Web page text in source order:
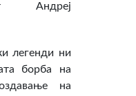
Андреј
легенди ни
борба на
на